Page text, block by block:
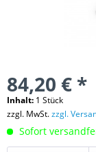
84,20 € *
Inhalt: 1 Stück
zzgl. MwSt.zzgl.
Sofort